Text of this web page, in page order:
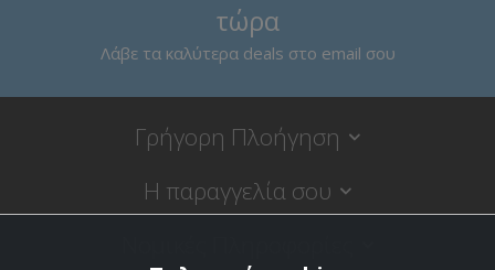
τώρα
Λάβε τα καλύτερα deals στο email σου
Γρήγορη Πλοήγηση
Η παραγγελία σου